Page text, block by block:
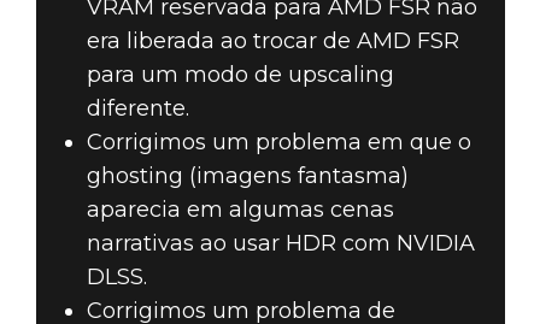
VRAM reservada para AMD FSR não
era liberada ao trocar de AMD FSR
para um modo de upscaling
diferente.
Corrigimos um problema em que o
ghosting (imagens fantasma)
aparecia em algumas cenas
narrativas ao usar HDR com NVIDIA
DLSS.
Corrigimos um problema de